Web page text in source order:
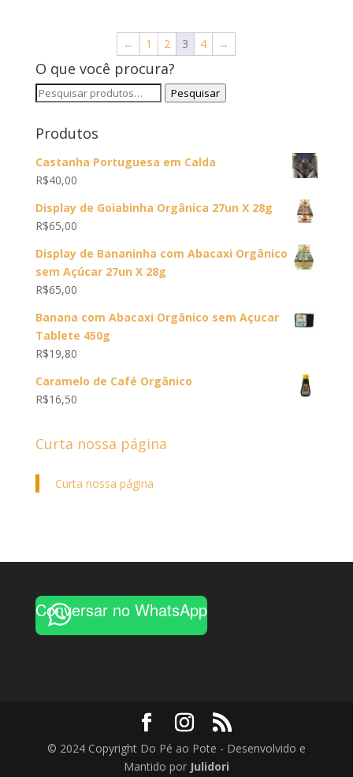
← 1 2 3 4 →
O que você procura?
Pesquisar
Pesquisar
Produtos
Castanha Portuguesa em Calda
R$40,00
Display de Goiabinha Orgânica 27un X 28g
R$65,00
Display de Bananinha com Abacaxi Orgânico
sem Açúcar 27un X 28g
R$65,00
Banana com Abacaxi Orgânico sem Açucar
Tablete 450g
R$19,80
Caramelo de Café Orgânico
R$16,50
Curta nossa página
Curta nossa página
Conversar no WhatsApp
© 2024 Copyright Do Pé ao Pote - Desenvolvido e
Mantido por Julidori